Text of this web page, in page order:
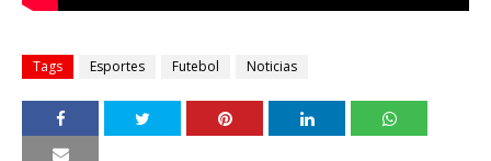
Tags Esportes Futebol Noticias